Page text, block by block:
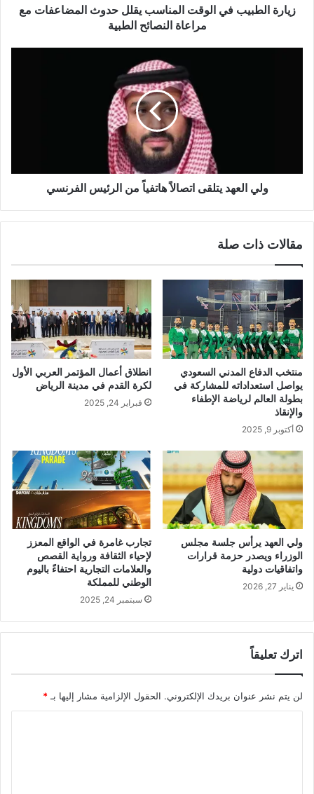
زيارة الطبيب في الوقت المناسب يقلل حدوث المضاعفات مع
مراعاة النصائح الطبية
ولي العهد يتلقى اتصالاً هاتفياً من الرئيس الفرنسي
مقالات ذات صلة
منتخب الدفاع المدني السعودي
يواصل استعداداته للمشاركة في
بطولة العالم لرياضة الإطفاء
والإنقاذ
أكتوبر 9, 2025
انطلاق أعمال المؤتمر العربي الأول
لكرة القدم في مدينة الرياض
فبراير 24, 2025
ولي العهد يرأس جلسة مجلس
الوزراء ويصدر حزمة قرارات
واتفاقيات دولية
يناير 27, 2026
تجارب غامرة في الواقع المعزز
لإحياء الثقافة ورواية القصص
والعلامات التجارية احتفاءً باليوم
الوطني للمملكة
سبتمبر 24, 2025
اترك تعليقاً
لن يتم نشر عنوان بريدك الإلكتروني. الحقول الإلزامية مشار إليها بـ*